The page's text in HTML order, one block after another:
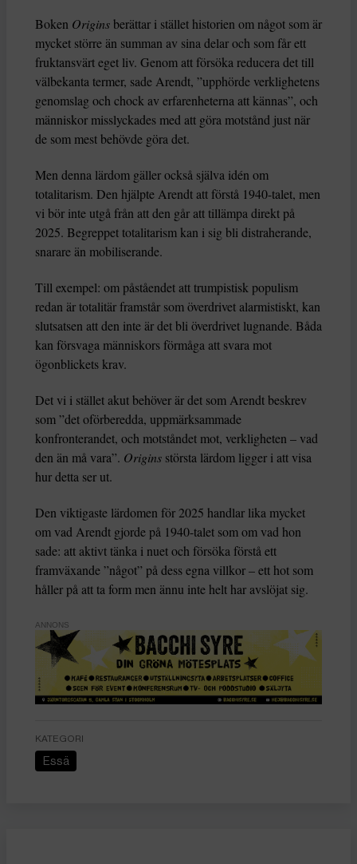
Boken Originsberättar i stället historien om något som är
mycket större än summan av sina delar och som får ett
fruktansvärt eget liv. Genom att försöka reducera det till
välbekanta termer, sade Arendt, ”upphörde verklighetens
genomslag och chock av erfarenheterna att kännas”, och
människor misslyckades med att göra motstånd just när
de som mest behövde göra det.
Men denna lärdom gäller också själva idén om
totalitarism. Den hjälpte Arendt att förstå 1940-talet, men
vi bör inte utgå från att den går att tillämpa direkt på
2025. Begreppet totalitarism kan i sig bli distraherande,
snarare än mobiliserande.
Till exempel: om påståendet att trumpistisk populism
redan är totalitär framstår som överdrivet alarmistiskt, kan
slutsatsen att den inte är det bli överdrivet lugnande. Båda
kan försvaga människors förmåga att svara mot
ögonblickets krav.
Det vi i stället akut behöver är det som Arendt beskrev
som ”det oförberedda, uppmärksammade
konfronterandet, och motståndet mot, verkligheten – vad
den än må vara”. Origins största lärdom ligger i att visa
hur detta ser ut.
Den viktigaste lärdomen för 2025 handlar lika mycket
om vad Arendt gjorde på 1940-talet som om vad hon
sade: att aktivt tänka i nuet och försöka förstå ett
framväxande ”något” på dess egna villkor – ett hot som
håller på att ta form men ännu inte helt har avslöjat sig.
ANNONS
KATEGORI
Essä